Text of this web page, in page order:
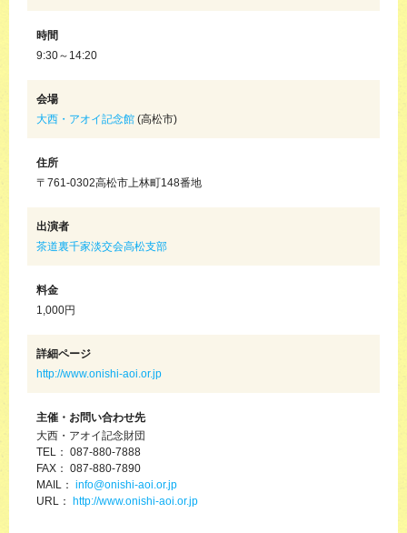
時間
9:30～14:20
会場
大西・アオイ記念館 (高松市)
住所
〒761-0302高松市上林町148番地
出演者
茶道裏千家淡交会高松支部
料金
1,000円
詳細ページ
http://www.onishi-aoi.or.jp
主催・お問い合わせ先
大西・アオイ記念財団
TEL： 087-880-7888
FAX： 087-880-7890
MAIL： info@onishi-aoi.or.jp
URL： http://www.onishi-aoi.or.jp